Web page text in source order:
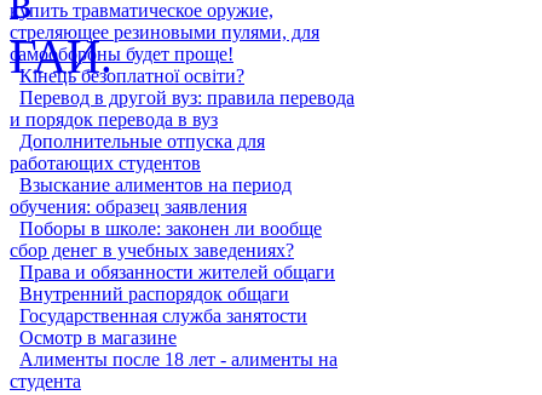
купить травматическое оружие,
стреляющее резиновыми пулями, для
самообороны будет проще!
Кінець безоплатної освіти?
Перевод в другой вуз: правила перевода
и порядок перевода в вуз
Дополнительные отпуска для
работающих студентов
Взыскание алиментов на период
обучения: образец заявления
Поборы в школе: законен ли вообще
сбор денег в учебных заведениях?
Права и обязанности жителей общаги
Внутренний распорядок общаги
Государственная служба занятости
Осмотр в магазине
Алименты после 18 лет - алименты на
студента